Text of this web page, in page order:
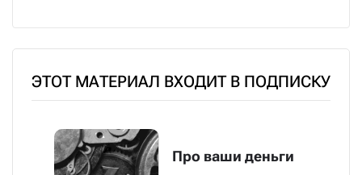
ЭТОТ МАТЕРИАЛ ВХОДИТ В ПОДПИСКУ
Про ваши деньги